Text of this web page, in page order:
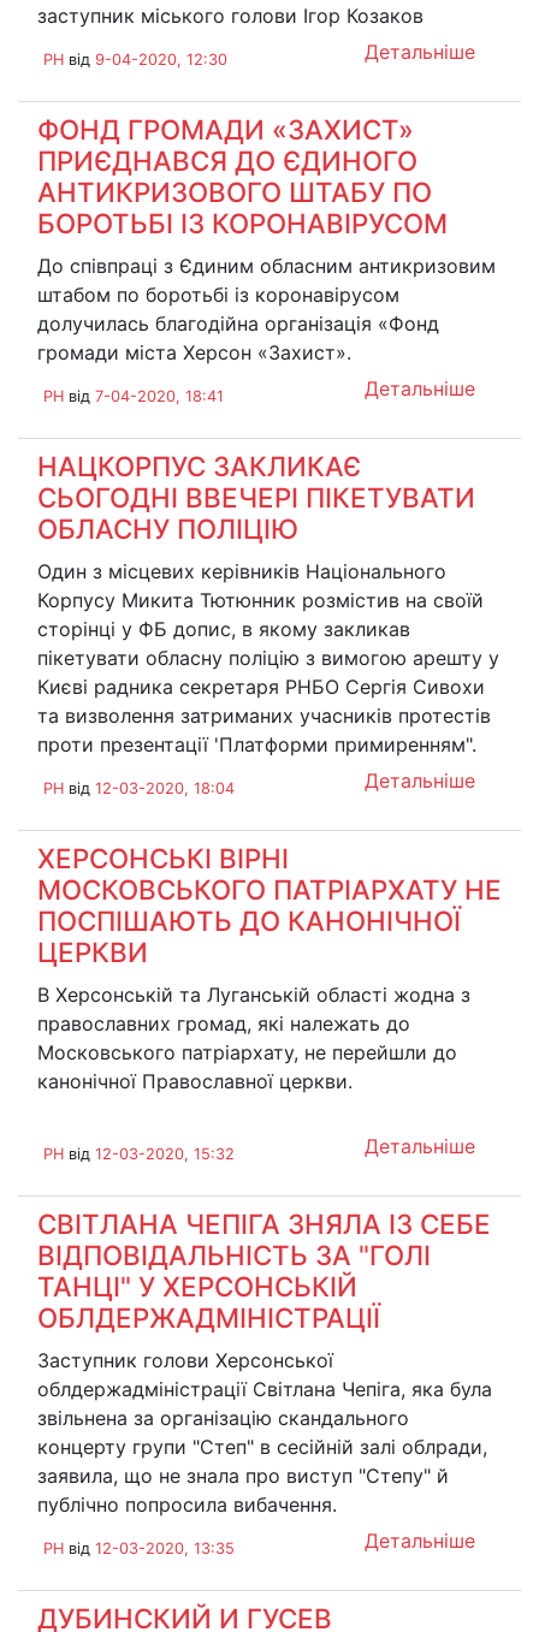
заступник міського голови Ігор Козаков
Детальніше
PH від 9-04-2020, 12:30
ФОНД ГРОМАДИ «ЗАХИСТ»
ПРИЄДНАВСЯ ДО ЄДИНОГО
АНТИКРИЗОВОГО ШТАБУ ПО
БОРОТЬБІ ІЗ КОРОНАВІРУСОМ
До співпраці з Єдиним обласним антикризовим
штабом по боротьбі із коронавірусом
долучилась благодійна організація «Фонд
громади міста Херсон «Захист».
Детальніше
PH від 7-04-2020, 18:41
НАЦКОРПУС ЗАКЛИКАЄ
СЬОГОДНІ ВВЕЧЕРІ ПІКЕТУВАТИ
ОБЛАСНУ ПОЛІЦІЮ
Один з місцевих керівників Національного
Корпусу Микита Тютюнник розмістив на своїй
сторінці у ФБ допис, в якому закликав
пікетувати обласну поліцію з вимогою арешту у
Києві радника секретаря РНБО Сергія Сивохи
та визволення затриманих учасників протестів
проти презентації 'Платформи примиренням".
Детальніше
PH від 12-03-2020, 18:04
ХЕРСОНСЬКІ ВІРНІ
МОСКОВСЬКОГО ПАТРІАРХАТУ НЕ
ПОСПІШАЮТЬ ДО КАНОНІЧНОЇ
ЦЕРКВИ
В Херсонській та Луганській області жодна з
православних громад, які належать до
Московського патріархату, не перейшли до
канонічної Православної церкви.
Детальніше
PH від 12-03-2020, 15:32
СВІТЛАНА ЧЕПІГА ЗНЯЛА ІЗ СЕБЕ
ВІДПОВІДАЛЬНІCТЬ ЗА "ГОЛІ
ТАНЦІ" У ХЕРСОНСЬКІЙ
ОБЛДЕРЖАДМІНІСТРАЦІЇ
Заступник голови Херсонської
облдержадміністрації Світлана Чепіга, яка була
звільнена за організацію скандального
концерту групи "Степ" в сесійній залі облради,
заявила, що не знала про виступ "Степу" й
публічно попросила вибачення.
Детальніше
PH від 12-03-2020, 13:35
ДУБИНСКИЙ И ГУСЕВ